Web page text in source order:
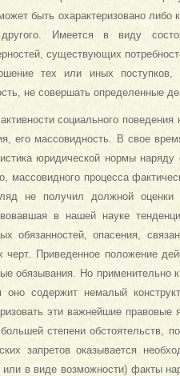
быть охарактеризовано либо
Имеется в виду
существующих
тех или иных поступков,
не совершать определенные
социального
его массовидность. В свое
юридической нормы
массовидного процесса
не получил должной
в нашей науке
обязанностей, опасения,
черт. Приведенное положение
обязывания. Но
оно содержит немалый
эти важнейшие
степени обстоятельств,
запретов оказывается
или в виде возможности) факты